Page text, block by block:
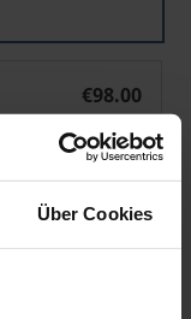
Über Cookies
€98.00
address, VAT